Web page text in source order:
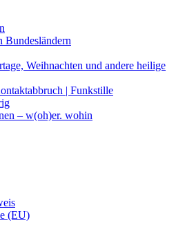
Bundesländern
Weihnachten und andere heilige
| Funkstille
– w(oh)er. wohin
(EU)